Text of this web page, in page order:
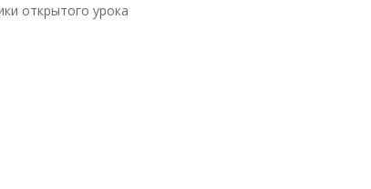
открытого урока